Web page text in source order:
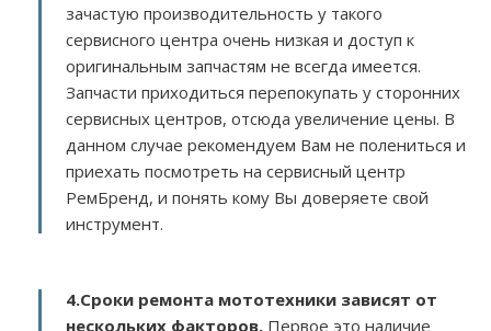
зачастую производительность у такого
сервисного центра очень низкая и доступ к
оригинальным запчастям не всегда имеется.
Запчасти приходиться перепокупать у сторонних
сервисных центров, отсюда увеличение цены. В
данном случае рекомендуем Вам не полениться и
приехать посмотреть на сервисный центр
РемБренд, и понять кому Вы доверяете свой
инструмент.
4.Сроки ремонта мототехники зависят от
нескольких факторов. Первое это наличие